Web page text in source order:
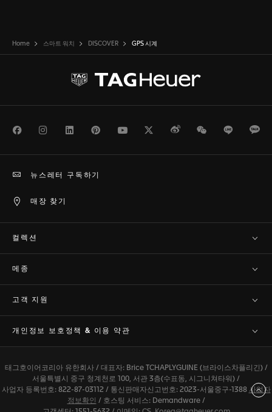
Home 스마트 워치 DISCOVER GPS 시계
FacebookInstagram
LinkedInPinterestYoutubeTwitterWeiboWeChatLine
매장 찾기
뉴스레터 구독하기
컬렉션
메종
고객 지원​
개인정보 보호정책 & 이용 약관
태그호이어코리아 유한회사 / 대표자: Brice TCHAPLYGUINE (브라이스차플리긴) /
서울특별시 중구 청계천로 100, 서관 3층(수표동, 시그니쳐타워) /
사업자 등록번호: 822-87-03112 / 통신판매자신고번호: 2023-서울중구-1388 사업자
정보확인 / 호스팅 서비스: Demandware /
맨 위로 이동